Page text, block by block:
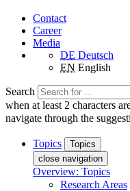
Contact
Career
Media
DE Deutsch
EN English
Search
when at least 2 characters
navigate through the
Topics
Topics
close navigation
Overview: Topics
Research Areas